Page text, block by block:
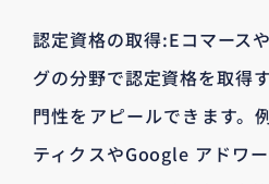
認定資格の取得:Eコマース
グの分野で認定資格を取得
門性をアピールできます。
ティクスやGoogle アドワ